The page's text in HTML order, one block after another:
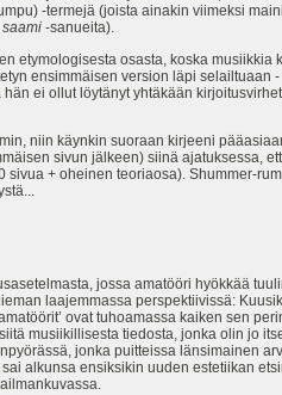
-termejä (joista ainakin viimeksi
saami -sanueita).
etymologisesta osasta, koska
ensimmäisen version läpi
ei ollut löytänyt yhtäkään
niin käynkin suoraan kirjeeni
sivun jälkeen) siinä ajatuksessa,
+ oheinen teoriaosa). Shummer-
jossa amatööri hyökkää
laajemmassa perspektiivissä:
ovat tuhoamassa kaiken sen
musiikillisesta tiedosta, jonka olin jo
jonka puitteissa länsimainen
alkunsa ensiksikin uuden estetiikan